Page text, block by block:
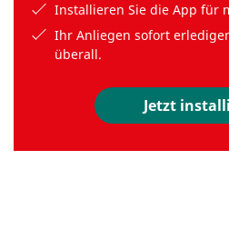
Installieren Sie die App für
Ihr Anliegen sofort
überall.
Jetzt